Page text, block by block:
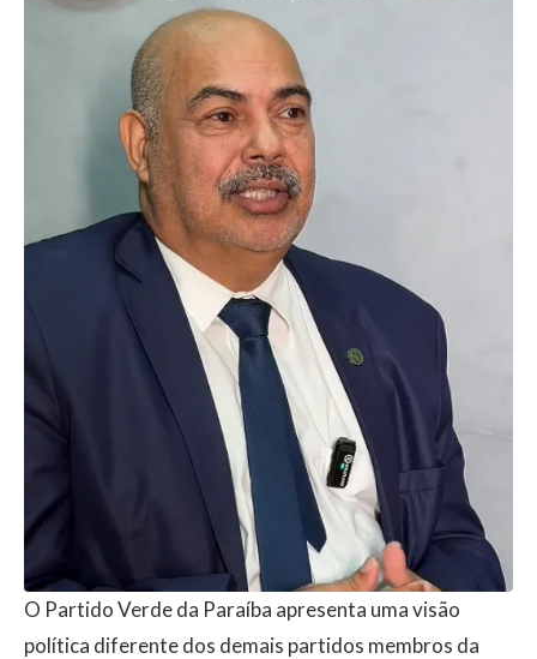
O Partido Verde da Paraíba apresenta uma visão
política diferente dos demais partidos membros da